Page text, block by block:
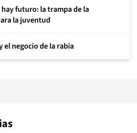
futuro: la trampa de la
la juventud
el negocio de la rabia